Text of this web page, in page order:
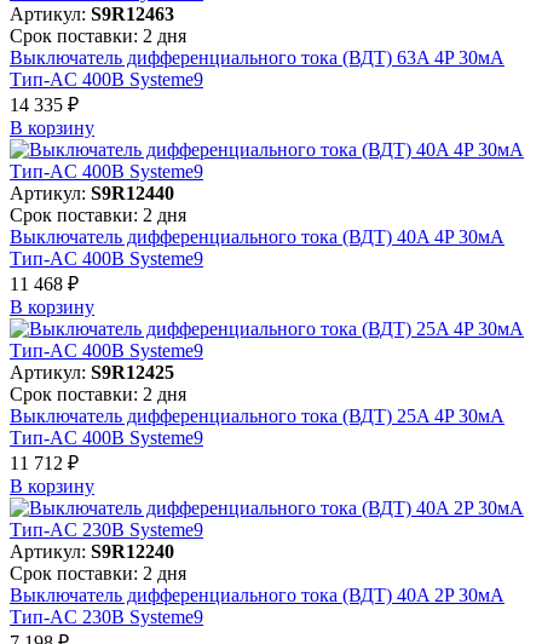
Артикул: S9R12463
Срок поставки: 2 дня
Выключатель дифференциального тока (ВДТ) 63A 4P 30мА
Тип-AC 400В Systeme9
14 335 ₽
В корзинy
Артикул: S9R12440
Срок поставки: 2 дня
Выключатель дифференциального тока (ВДТ) 40A 4P 30мА
Тип-AC 400В Systeme9
11 468 ₽
В корзинy
Артикул: S9R12425
Срок поставки: 2 дня
Выключатель дифференциального тока (ВДТ) 25A 4P 30мА
Тип-AC 400В Systeme9
11 712 ₽
В корзинy
Артикул: S9R12240
Срок поставки: 2 дня
Выключатель дифференциального тока (ВДТ) 40A 2P 30мА
Тип-AC 230В Systeme9